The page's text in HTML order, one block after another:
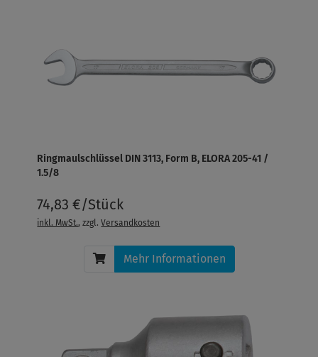
Ringmaulschlüssel DIN 3113, Form B, ELORA 205-41 /
1.5/8
74,83 €/Stück
inkl. MwSt., zzgl.Versandkosten
Mehr Informationen